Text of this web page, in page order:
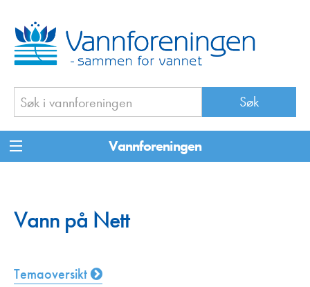
Vannforeningen
Vann på Nett
Temaoversikt